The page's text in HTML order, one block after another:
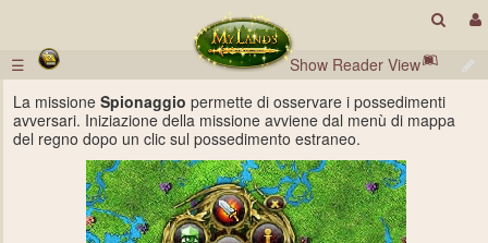
☰
Show Reader View
La missione Spionaggio permette di osservare i possedimenti
avversari. Iniziazione della missione avviene dal menù di mappa
del regno dopo un clic sul possedimento estraneo.